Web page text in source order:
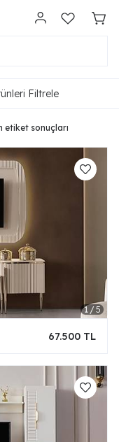
Filtrele
etiket sonuçları
67.500 TL